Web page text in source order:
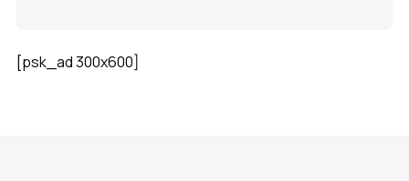
[psk_ad 300x600]